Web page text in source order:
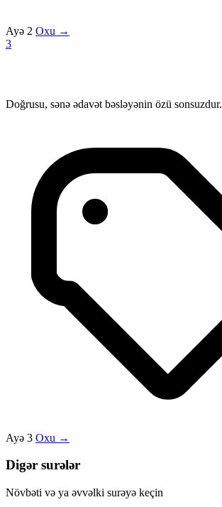
Ayə 2 Oxu →
3
Doğrusu, sənə ədavət bəsləyənin özü sonsuzdur.
Ayə 3 Oxu →
Digər surələr
Növbəti və ya əvvəlki surəyə keçin